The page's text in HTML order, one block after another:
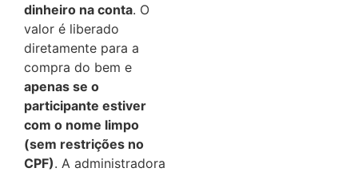
dinheiro na conta. O
valor é liberado
diretamente para a
compra do bem e
apenas se o
participante estiver
com o nome limpo
(sem restrições no
CPF). A administradora